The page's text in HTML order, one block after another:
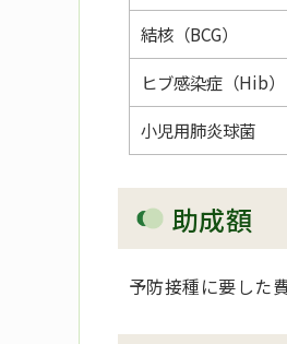
結核（BCG）
ヒブ感染症（Hib）
小児用肺炎球菌
助成額
予防接種に要した